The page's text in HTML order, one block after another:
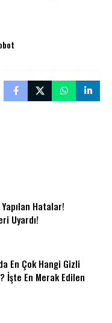
Hatalar!
Uyardı!
En Çok Hangi Gizli
İşte En Merak Edilen